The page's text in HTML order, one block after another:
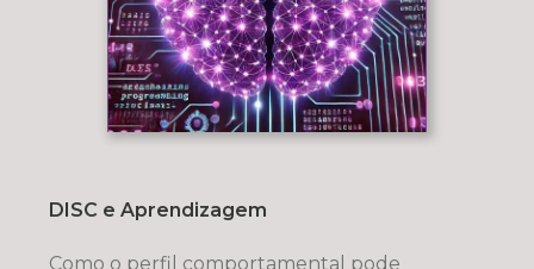
DISC e Aprendizagem
Como o perfil comportamental pode